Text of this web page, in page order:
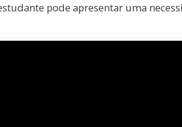
pode apresentar uma